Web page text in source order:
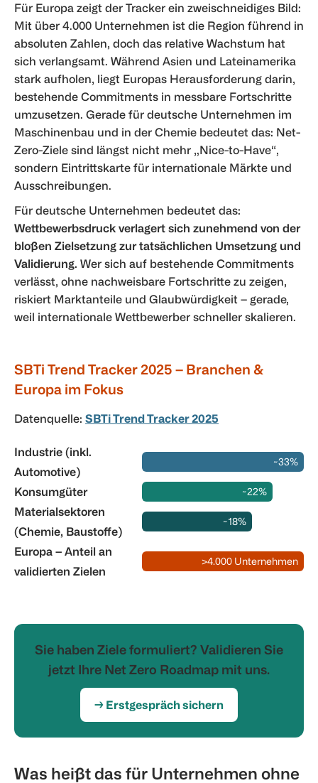
Für Europa zeigt der Tracker ein zweischneidiges Bild:
Mit über 4.000 Unternehmen ist die Region führend in
absoluten Zahlen, doch das relative Wachstum hat
sich verlangsamt. Während Asien und Lateinamerika
stark aufholen, liegt Europas Herausforderung darin,
bestehende Commitments in messbare Fortschritte
umzusetzen. Gerade für deutsche Unternehmen im
Maschinenbau und in der Chemie bedeutet das: Net-
Zero-Ziele sind längst nicht mehr „Nice-to-Have“,
sondern Eintrittskarte für internationale Märkte und
Ausschreibungen.
Für deutsche Unternehmen bedeutet das:
Wettbewerbsdruck verlagert sich zunehmend von der
bloßen Zielsetzung zur tatsächlichen Umsetzung und
Validierung. Wer sich auf bestehende Commitments
verlässt, ohne nachweisbare Fortschritte zu zeigen,
riskiert Marktanteile und Glaubwürdigkeit – gerade,
weil internationale Wettbewerber schneller skalieren.
SBTi Trend Tracker 2025 – Branchen &
Europa im Fokus
Datenquelle: SBTi Trend Tracker 2025
Industrie (inkl.
Automotive)
~33%
Konsumgüter ~22%
Materialsektoren
(Chemie, Baustoffe)
~18%
Europa – Anteil an
validierten Zielen
>4.000 Unternehmen
Sie haben Ziele formuliert? Validieren Sie
jetzt Ihre Net Zero Roadmap mit uns.
→ Erstgespräch sichern
Was heißt das für Unternehmen ohne